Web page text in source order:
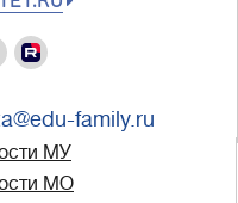
family.ru
МУ
МО